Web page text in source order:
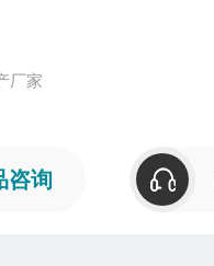
厂家
咨询